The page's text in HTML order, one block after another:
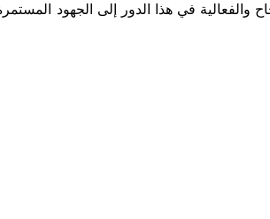
والفعالية في هذا الدور إلى الجهود